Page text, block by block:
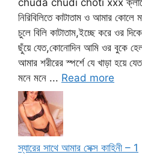
chuda chudi choti xxx ক্লাসের
নিরিবিলিতে কাটাতাম ও আমার কোলে
চুলে বিলি কাটাতাম,ইচ্ছে করে ওর
ছুঁয়ে যেত,কোনোদিন আমি ওর বুকে
আমার শরীরের স্পর্শে যে খাড়া হয়ে
মনে মনে ... Read more
স্যারের সাথে আমার সেক্স কাহিনী – 1